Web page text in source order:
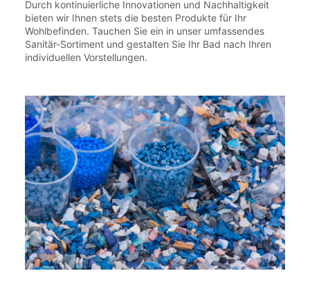
Durch kontinuierliche Innovationen und Nachhaltigkeit
bieten wir Ihnen stets die besten Produkte für Ihr
Wohlbefinden. Tauchen Sie ein in unser umfassendes
Sanitär-Sortiment und gestalten Sie Ihr Bad nach Ihren
individuellen Vorstellungen.